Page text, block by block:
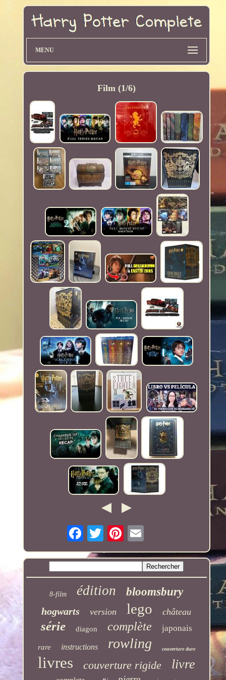
MENU
Film (1/6)
8-film édition bloomsbury
hogwarts version lego château
série diagon complète japonais
rare instructions rowling couverture dure
livres couverture rigide livre